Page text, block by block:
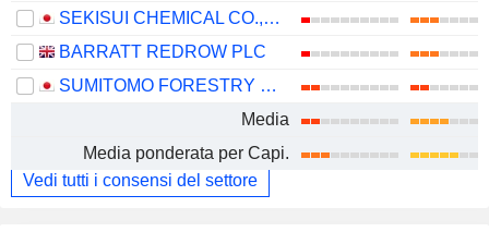
SEKISUI CHEMICAL CO., LTD.
BARRATT REDROW PLC
SUMITOMO FORESTRY CO., LTD.
Media
Media ponderata per Capi.
Vedi tutti i consensi del settore